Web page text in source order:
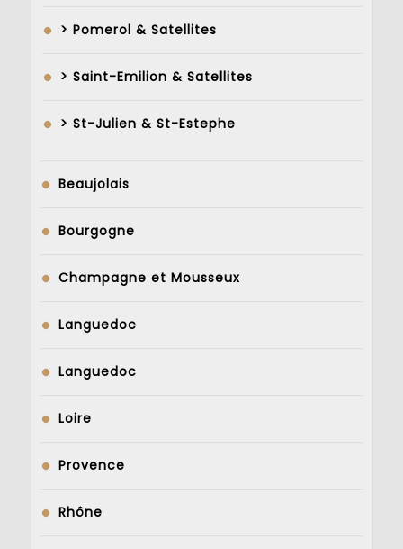
> Pomerol & Satellites
> Saint-Emilion & Satellites
> St-Julien & St-Estephe
Beaujolais
Bourgogne
Champagne et Mousseux
Languedoc
Languedoc
Loire
Provence
Rhône